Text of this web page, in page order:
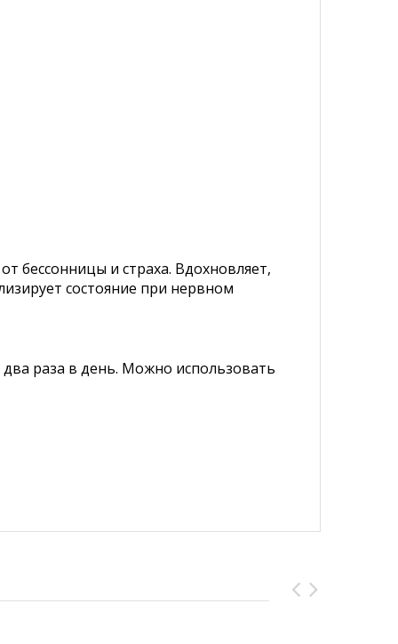
бессонницы и страха. Вдохновляет,
состояние при нервном
раза в день. Можно использовать